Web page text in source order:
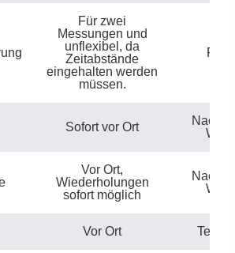
Für zwei
Messungen und
unflexibel, da
Zeitabstände
eingehalten werden
müssen.
Sofort vor Ort
Nach
Vor Ort,
Wiederholungen
sofort möglich
Nach
Vor Ort